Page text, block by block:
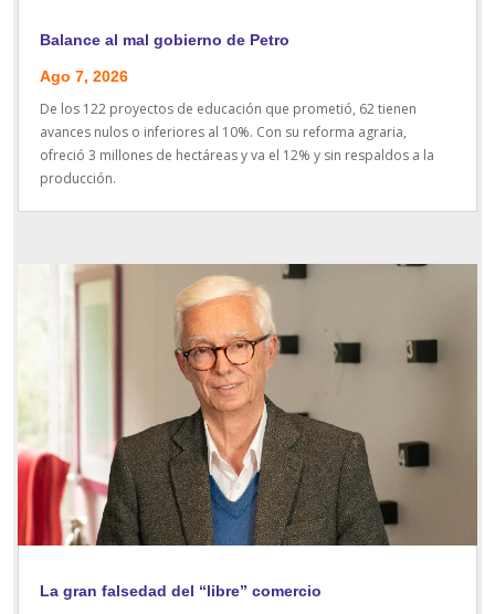
Balance al mal gobierno de Petro
Ago 7, 2026
De los 122 proyectos de educación que prometió, 62 tienen
avances nulos o inferiores al 10%. Con su reforma agraria,
ofreció 3 millones de hectáreas y va el 12% y sin respaldos a la
producción.
La gran falsedad del “libre” comercio